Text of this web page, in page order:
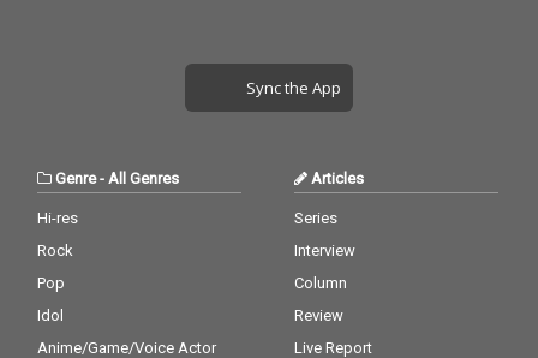
Sync the App
Genre- All Genres
Hi-res
Rock
Pop
Idol
Anime/Game/Voice Actor
Articles
Series
Interview
Column
Review
Live Report